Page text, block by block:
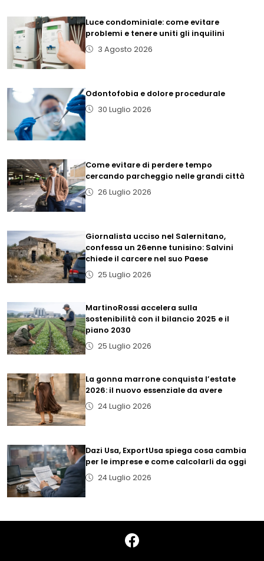
Luce condominiale: come evitare
problemi e tenere uniti gli inquilini
3 Agosto 2026
Odontofobia e dolore procedurale
30 Luglio 2026
Come evitare di perdere tempo
cercando parcheggio nelle grandi città
26 Luglio 2026
Giornalista ucciso nel Salernitano,
confessa un 26enne tunisino: Salvini
chiede il carcere nel suo Paese
25 Luglio 2026
MartinoRossi accelera sulla
sostenibilità con il bilancio 2025 e il
piano 2030
25 Luglio 2026
La gonna marrone conquista l’estate
2026: il nuovo essenziale da avere
24 Luglio 2026
Dazi Usa, ExportUsa spiega cosa cambia
per le imprese e come calcolarli da oggi
24 Luglio 2026